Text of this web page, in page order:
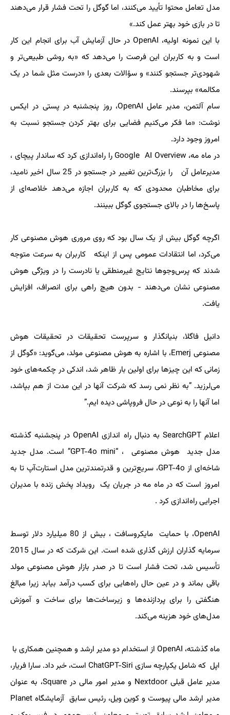
مدل تعامل محتوا تأیید می‌کنند، اما گوگل را تحت فشار قرار می‌دهند
تا در بازی خود بهتر عمل کند.»
با این نمونه اولیه، OpenAI در حال آزمایش آب برای انجام این کار
است و به کاربران این فرصت را می‌دهد که «به روشی طبیعی‌تر و
شهودی‌تر جستجو کنند» و سؤالات بعدی را «درست مثل شما در یک
مکالمه» بپرسند.
سام آلتمن، مدیر عامل OpenAI، روز پنجشنبه در پستی در ایکس
نوشت: «ما فکر می‌کنیم فضایی برای بهتر کردن جستجو نسبت به
امروز وجود دارد.
در ماه مه، Google AI Overview را راه‌اندازی کرد که ساندار پیچای ،
مدیرعامل آن را بزرگ‌ترین تغییر در جستجو در 25 سال اخیر نامید،
برای مخاطبان محدودی که به کاربران اجازه می‌دهد خلاصه‌ای از
پاسخ‌ها را در بالای جستجوی گوگل ببینند.
اگرچه گوگل بیش از یک سال بود که روی مروری هوش مصنوعی کار
می‌کرد، اما انتقادات عمومی پس از اینکه کاربران به سرعت متوجه
شدند که پرس‌و‌جوها نتایج غیرمنطقی یا نادرست را در ویژگی هوش
مصنوعی نشان می‌دهند - بدون هیچ راهی برای انصراف، افزایش
یافت.
دانیل فاگلا، بنیانگذار و سرپرست تحقیقات در تحقیقات هوش
مصنوعی Emerj، با اشاره به هوش مصنوعی مولد، می‌گوید: «گوگل از
زمانی که این چیزها برای اولین بار ظاهر شد، اندکی در چکمه‌های خود
می‌لرزید. ”به نظر نمی رسد که شرکت آنها در این مدت از هم بپاشد،
اما آنها را به نوعی در حال فروپاشی دیده ایم.”
اعلام SearchGPT به دنبال راه اندازی OpenAI در پنجشنبه گذشته
مدل جدید هوش مصنوعی ، “GPT-4o mini” است. مدل جدید
شاخه‌ای از GPT-4o، سریع‌ترین و قدرتمندترین مدل استارت‌آپ تا به
امروز است که در ماه مه در جریان یک رویداد پخش زنده با مدیران
اجرایی راه‌اندازی کرد .
OpenAI، با حمایت مایکروسافت ، بیش از 80 میلیارد دلار توسط
سرمایه گذاران ارزش گذاری شده است. این شرکت که در سال 2015
تأسیس شد، تحت فشار است تا در صدر بازار هوش مصنوعی مولد
باقی بماند و در عین حال راه‌هایی برای کسب درآمد بیابد زیرا مبالغ
هنگفتی را برای پردازنده‌ها و زیرساخت‌ها برای ساخت و آموزش
مدل‌های خود هزینه می‌کند.
ماه گذشته، OpenAI از استخدام دو مدیر ارشد و همچنین همکاری با
اپل که شامل یکپارچه سازی ChatGPT-Siri است، خبر داد. سارا فریار،
مدیر عامل قبلی Nextdoor و مدیر امور مالی در Square، به عنوان
مدیر ارشد مالی پیوست و کوین ویل، رئیس سابق آزمایشگاه Planet